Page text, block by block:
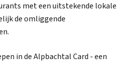
met een uitstekende lokale
de omliggende
in de Alpbachtal Card - een